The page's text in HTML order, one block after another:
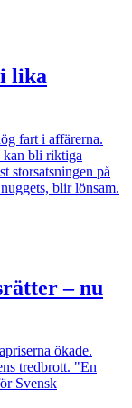
lika
fart i affärerna.
kan bli riktiga
storsatsningen på
blir lönsam.
– nu
ökade.
tredbrott. "En
Svensk